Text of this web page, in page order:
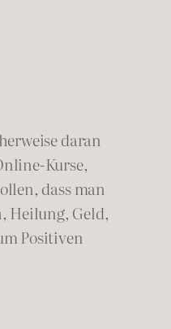
daran
Kurse,
dass man
Heilung, Geld,
Positiven